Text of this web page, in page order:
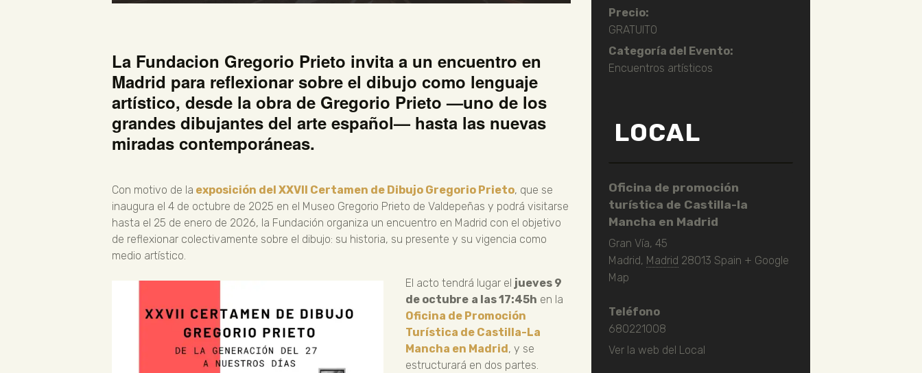
La Fundacion Gregorio Prieto invita a un encuentro en
Madrid para reflexionar sobre el dibujo como lenguaje
artístico, desde la obra de Gregorio Prieto —uno de los
grandes dibujantes del arte español— hasta las nuevas
miradas contemporáneas.
Con motivo de la exposición del XXVII Certamen de Dibujo Gregorio Prieto, que se
inaugura el 4 de octubre de 2025 en el Museo Gregorio Prieto de Valdepeñas y podrá visitarse
hasta el 25 de enero de 2026, la Fundación organiza un encuentro en Madrid con el objetivo
de reflexionar colectivamente sobre el dibujo: su historia, su presente y su vigencia como
medio artístico.
El acto tendrá lugar el jueves 9
de octubre a las 17:45h en la
Oficina de Promoción
Turística de Castilla-La
Mancha en Madrid, y se
estructurará en dos partes.
Precio:
GRATUITO
Categoría del Evento:
Encuentros artísticos
LOCAL
Oficina de promoción
turística de Castilla-la
Mancha en Madrid
Gran Vía, 45
Madrid, Madrid 28013 Spain + Google
Map
Teléfono
680221008
Ver la web del Local